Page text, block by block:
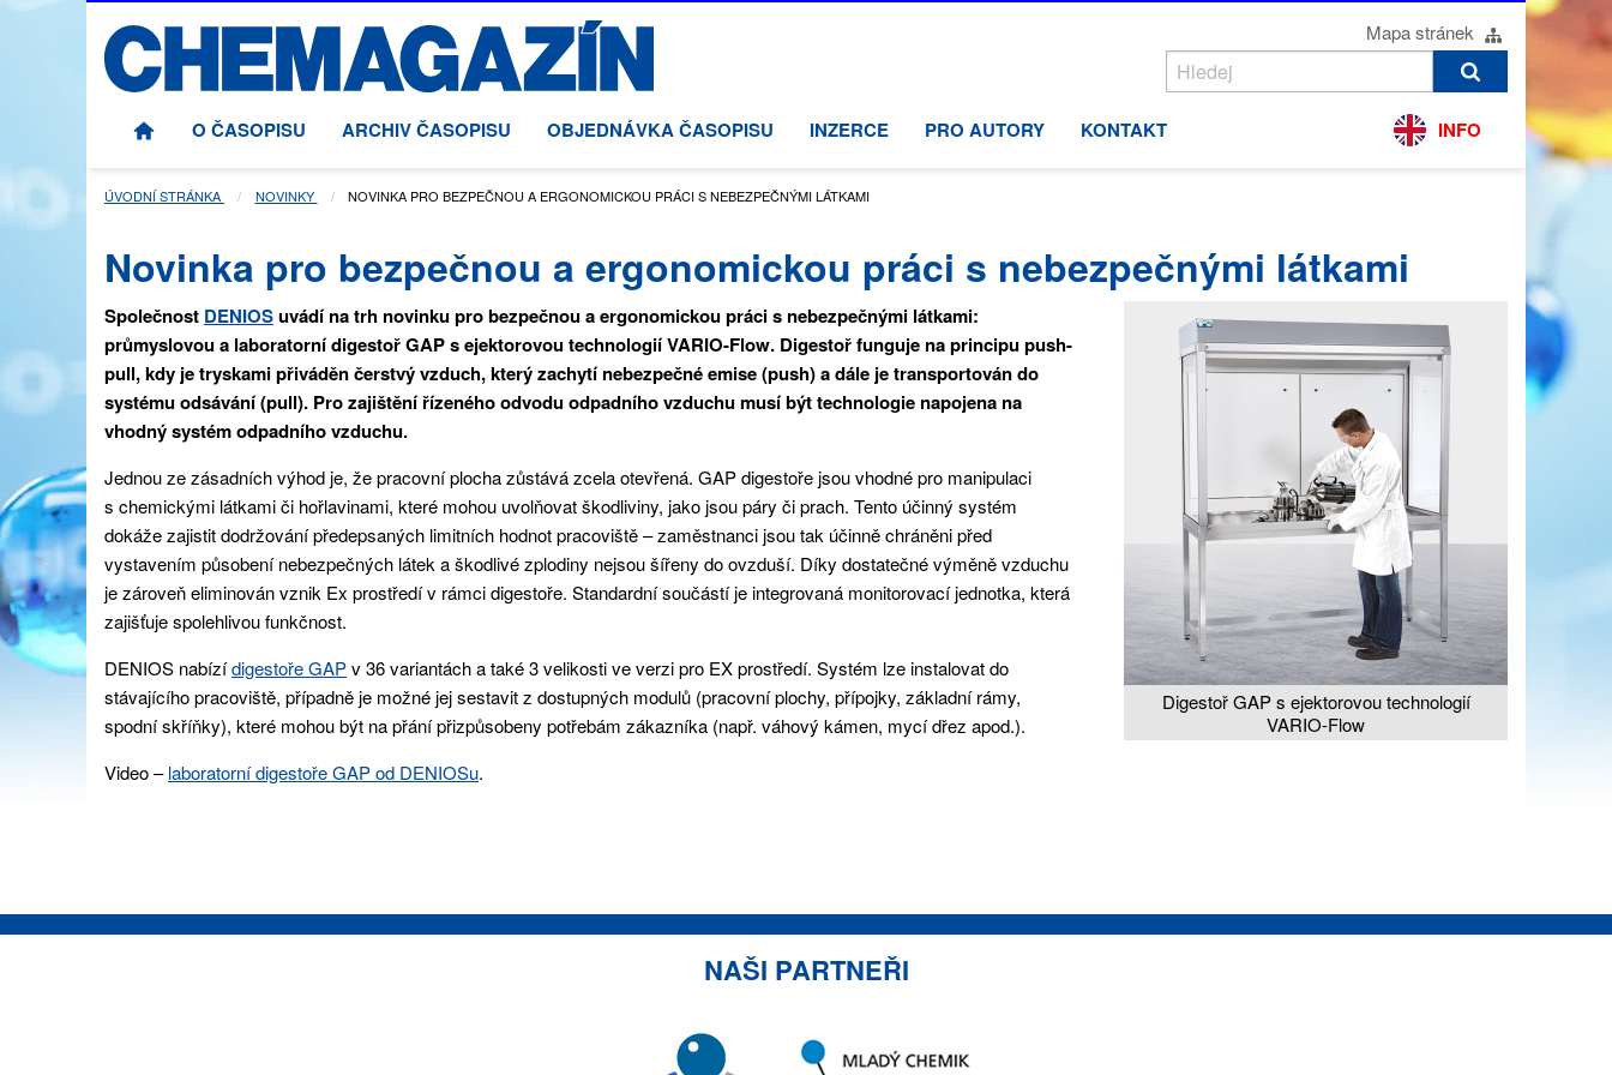
Mapa stránek
O ČASOPISU ARCHIV ČASOPISU OBJEDNÁVKA ČASOPISU INZERCE PRO AUTORY KONTAKT INFO
ÚVODNÍ STRÁNKA NOVINKY AKTUÁLNÍ STRÁNKA:
NOVINKA PRO BEZPEČNOU A ERGONOMICKOU PRÁCI S NEBEZPEČNÝMI LÁTKAMI
Novinka pro bezpečnou a ergonomickou práci s nebezpečnými látkami
Digestoř GAP s ejektorovou technologií
VARIO-Flow
Společnost DENIOSuvádí na trh novinku pro bezpečnou a ergonomickou práci s nebezpečnými látkami:
průmyslovou a laboratorní digestoř GAP s ejektorovou technologií VARIO-Flow. Digestoř funguje na principu push-
pull, kdy je tryskami přiváděn čerstvý vzduch, který zachytí nebezpečné emise (push) a dále je transportován do
systému odsávání (pull). Pro zajištění řízeného odvodu odpadního vzduchu musí být technologie napojena na
vhodný systém odpadního vzduchu.
Jednou ze zásadních výhod je, že pracovní plocha zůstává zcela otevřená. GAP digestoře jsou vhodné pro manipulaci
s chemickými látkami či hořlavinami, které mohou uvolňovat škodliviny, jako jsou páry či prach. Tento účinný systém
dokáže zajistit dodržování předepsaných limitních hodnot pracoviště – zaměstnanci jsou tak účinně chráněni před
vystavením působení nebezpečných látek a škodlivé zplodiny nejsou šířeny do ovzduší. Díky dostatečné výměně vzduchu
je zároveň eliminován vznik Ex prostředí v rámci digestoře. Standardní součástí je integrovaná monitorovací jednotka, která
zajišťuje spolehlivou funkčnost.
DENIOS nabízídigestoře GAPv 36 variantách a také 3 velikosti ve verzi pro EX prostředí. Systém lze instalovat do
stávajícího pracoviště, případně je možné jej sestavit z dostupných modulů (pracovní plochy, přípojky, základní rámy,
spodní skříňky), které mohou být na přání přizpůsobeny potřebám zákazníka (např. váhový kámen, mycí dřez apod.).
Video –laboratorní digestoře GAP od DENIOSu.
NAŠI PARTNEŘI